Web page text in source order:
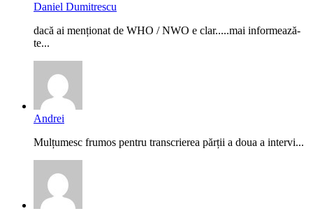
Daniel Dumitrescu
dacă ai menționat de WHO / NWO e clar.....mai informează-
te...
Andrei
Mulțumesc frumos pentru transcrierea părții a doua a intervi...